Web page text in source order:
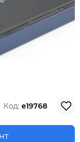
Код: e19768